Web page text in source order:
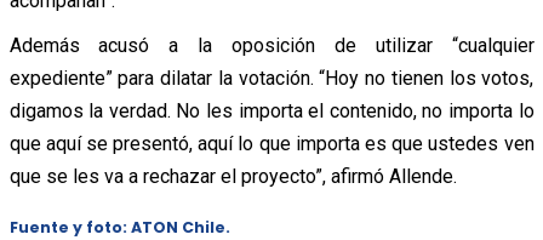
Además acusó a la oposición de utilizar “cualquier
expediente” para dilatar la votación. “Hoy no tienen los votos,
digamos la verdad. No les importa el contenido, no importa lo
que aquí se presentó, aquí lo que importa es que ustedes ven
que se les va a rechazar el proyecto”, afirmó Allende.
Fuente y foto: ATON Chile.